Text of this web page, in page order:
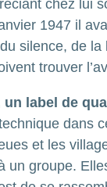
chez lui
1947 il
silence, de
trouver
label de
dans
et les
un groupe.